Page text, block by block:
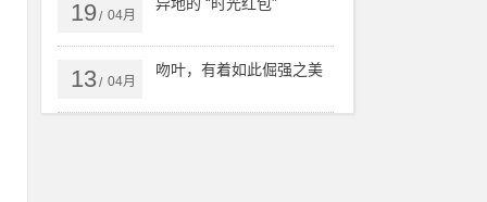
19/ 04月
13/ 04月
吻叶，有着如此倔强之美